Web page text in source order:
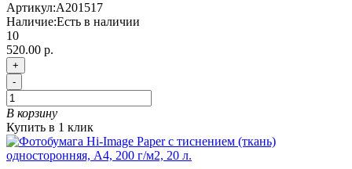
Артикул:A201517
Наличие:Есть в наличии
10
520.00 р.
+
-
В корзину
Купить в 1 клик